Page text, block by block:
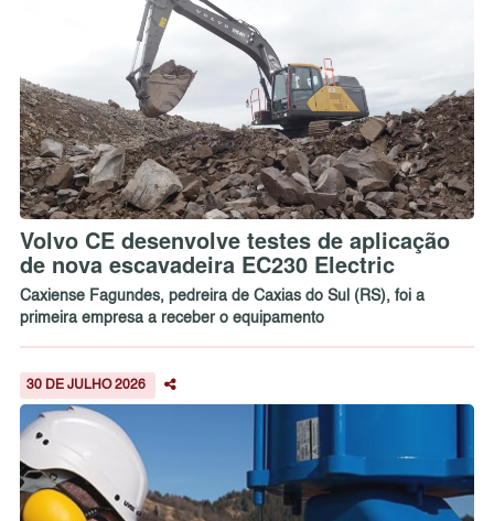
Volvo CE desenvolve testes de aplicação
de nova escavadeira EC230 Electric
Caxiense Fagundes, pedreira de Caxias do Sul (RS), foi a
primeira empresa a receber o equipamento
30 DE JULHO 2026